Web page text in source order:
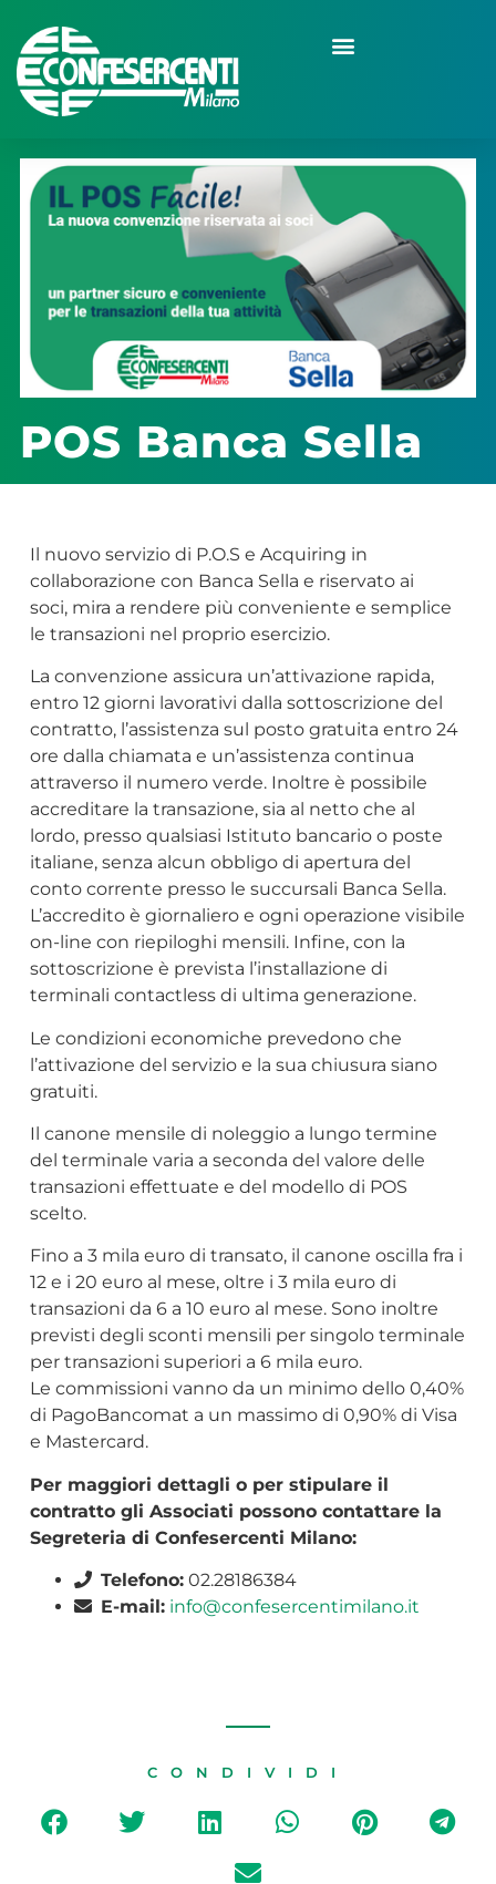
POS Banca Sella
Il nuovo servizio di P.O.S e Acquiring in
collaborazione con Banca Sella e riservato ai
soci, mira a rendere più conveniente e semplice
le transazioni nel proprio esercizio.
La convenzione assicura un’attivazione rapida,
entro 12 giorni lavorativi dalla sottoscrizione del
contratto, l’assistenza sul posto gratuita entro 24
ore dalla chiamata e un’assistenza continua
attraverso il numero verde. Inoltre è possibile
accreditare la transazione, sia al netto che al
lordo, presso qualsiasi Istituto bancario o poste
italiane, senza alcun obbligo di apertura del
conto corrente presso le succursali Banca Sella.
L’accredito è giornaliero e ogni operazione visibile
on-line con riepiloghi mensili. Infine, con la
sottoscrizione è prevista l’installazione di
terminali contactless di ultima generazione.
Le condizioni economiche prevedono che
l’attivazione del servizio e la sua chiusura siano
gratuiti.
Il canone mensile di noleggio a lungo termine
del terminale varia a seconda del valore delle
transazioni effettuate e del modello di POS
scelto.
Fino a 3 mila euro di transato, il canone oscilla fra i
12 e i 20 euro al mese, oltre i 3 mila euro di
transazioni da 6 a 10 euro al mese. Sono inoltre
previsti degli sconti mensili per singolo terminale
per transazioni superiori a 6 mila euro.
Le commissioni vanno da un minimo dello 0,40%
di PagoBancomat a un massimo di 0,90% di Visa
e Mastercard.
Per maggiori dettagli o per stipulare il
contratto gli Associati possono contattare la
Segreteria di Confesercenti Milano:
Telefono:02.28186384
E-mail: info@confesercentimilano.it
CONDIVIDI